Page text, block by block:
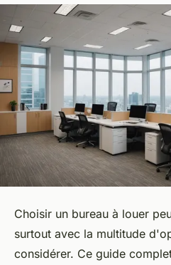
Choisir un bureau à louer
surtout avec la multitude
considérer. Ce guide